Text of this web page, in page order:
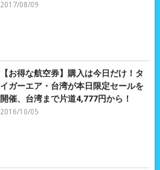
2017/08/09
【お得な航空券】購入は今日だけ！タ
イガーエア・台湾が本日限定セールを
開催、台湾まで片道4,777円から！
2016/10/05